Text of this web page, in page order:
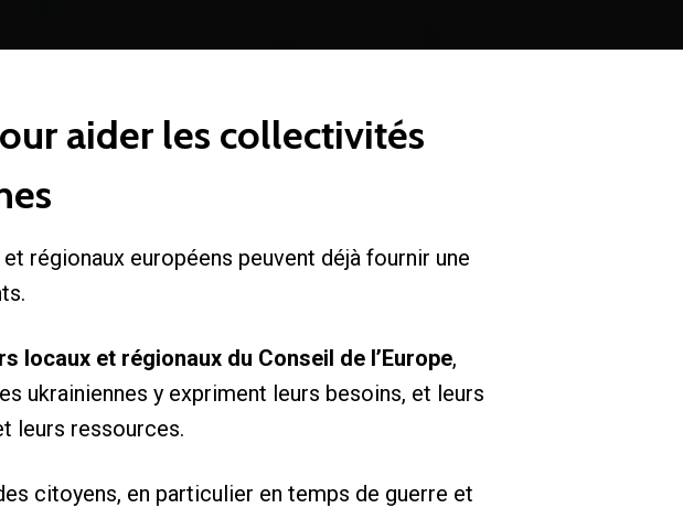
aider les collectivités
régionaux européens peuvent déjà fournir une
locaux et régionaux du Conseil de l’Europe,
y expriment leurs besoins, et leurs
leurs ressources.
citoyens, en particulier en temps de guerre et